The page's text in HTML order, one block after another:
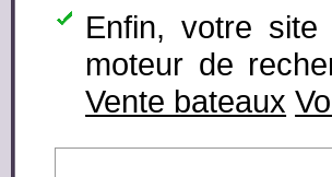
Enfin, votre
moteur de
Vente bateaux